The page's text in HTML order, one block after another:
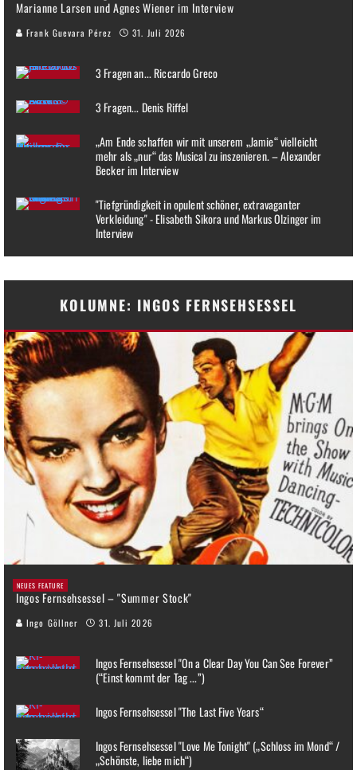
Marianne Larsen und Agnes Wiener im Interview
Frank Guevara Pérez 31. Juli 2026
3 Fragen an... Riccardo Greco
3 Fragen... Denis Riffel
„Am Ende schaffen wir mit unserem „Jamie“ vielleicht
mehr als „nur“ das Musical zu inszenieren. – Alexander
Becker im Interview
"Tiefgründigkeit in opulent schöner, extravaganter
Verkleidung" - Elisabeth Sikora und Markus Olzinger im
Interview
KOLUMNE: INGOS FERNSEHSESSEL
NEUES FEATURE
Ingos Fernsehsessel – "Summer Stock"
Ingo Göllner 31. Juli 2026
Ingos Fernsehsessel "On a Clear Day You Can See Forever”
(“Einst kommt der Tag ...”)
Ingos Fernsehsessel "The Last Five Years“
Ingos Fernsehsessel "Love Me Tonight" („Schloss im Mond“ /
„Schönste, liebe mich“)